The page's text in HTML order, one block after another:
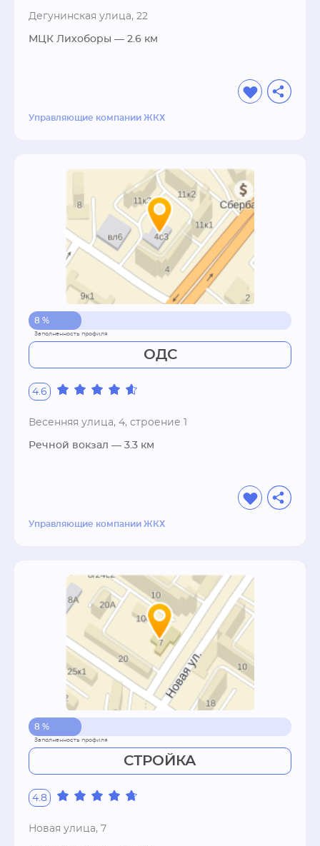
Дегунинская улица, 22
МЦК Лихоборы — 2.6 км
Управляющие компании ЖКХ
8 %
ОДС
4.6
Весенняя улица, 4, строение 1
Речной вокзал — 3.3 км
Управляющие компании ЖКХ
8 %
СТРОЙКА
4.8
Новая улица, 7